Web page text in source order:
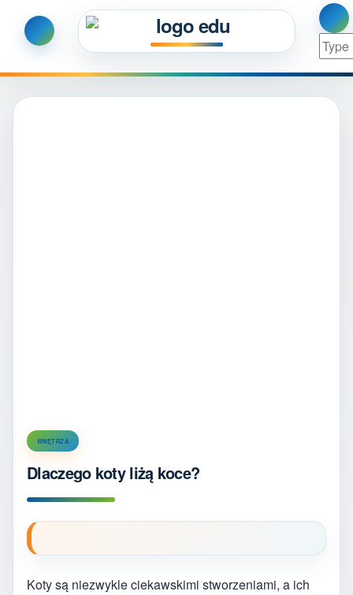
WNĘTRZA
Dlaczego koty liżą koce?
Koty są niezwykle ciekawskimi stworzeniami, a ich